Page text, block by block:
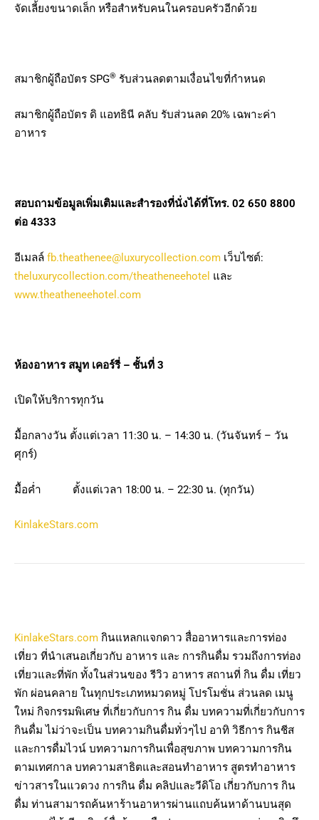
จัดเลี้ยงขนาดเล็ก หรือสำหรับคนในครอบครัวอีกด้วย
สมาชิกผู้ถือบัตร SPG® รับส่วนลดตามเงื่อนไขที่กำหนด
สมาชิกผู้ถือบัตร ดิ แอทธินี คลับ รับส่วนลด 20% เฉพาะค่า
อาหาร
สอบถามข้อมูลเพิ่มเติมและสำรองที่นั่งได้ที่โทร. 02 650 8800
ต่อ 4333
อีเมลล์ fb.theathenee@luxurycollection.com เว็บไซต์:
theluxurycollection.com/theatheneehotel และ
www.theatheneehotel.com
ห้องอาหาร สมูท เคอร์รี่ – ชั้นที่ 3
เปิดให้บริการทุกวัน
มื้อกลางวัน ตั้งแต่เวลา 11:30 น. – 14:30 น. (วันจันทร์ – วัน
ศุกร์)
มื้อค่ำ ตั้งแต่เวลา 18:00 น. – 22:30 น. (ทุกวัน)
KinlakeStars.com
KinlakeStars.com กินแหลกแจกดาว สื่ออาหารและการท่อง
เที่ยว ที่นำเสนอเกี่ยวกับ อาหาร และ การกินดื่ม รวมถึงการท่อง
เที่ยวและที่พัก ทั้งในส่วนของ รีวิว อาหาร สถานที่ กิน ดื่ม เที่ยว
พัก ผ่อนคลาย ในทุกประเภทหมวดหมู่ โปรโมชั่น ส่วนลด เมนู
ใหม่ กิจกรรมพิเศษ ที่เกี่ยวกับการ กิน ดื่ม บทความที่เกี่ยวกับการ
กินดื่ม ไม่ว่าจะเป็น บทความกินดื่มทั่วๆไป อาทิ วิธีการ กินชีส
และการดื่มไวน์ บทความการกินเพื่อสุขภาพ บทความการกิน
ตามเทศกาล บทความสาธิตและสอนทำอาหาร สูตรทำอาหาร
ข่าวสารในแวดวง การกิน ดื่ม คลิปและวีดิโอ เกี่ยวกับการ กิน
ดื่ม ท่านสามารถค้นหาร้านอาหารผ่านแถบค้นหาด้านบนสุด